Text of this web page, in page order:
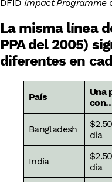
DFID Impact Programme
La misma línea
PPA del 2005)
diferentes en
País
Una
Bangladesh
día
India
día